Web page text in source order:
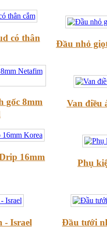
có thân
Đầu nhỏ
gốc 8mm
Van điều
16mm
Phụ
- Israel Đầu tưới